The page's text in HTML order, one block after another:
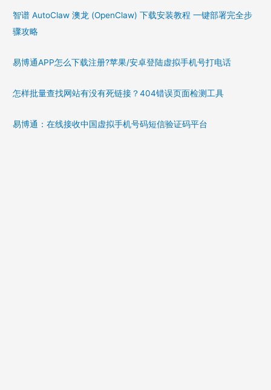
智谱 AutoClaw 澳龙 (OpenClaw) 下载安装教程 一键部署完全步
骤攻略
易博通APP怎么下载注册?苹果/安卓登陆虚拟手机号打电话
怎样批量查找网站有没有死链接？404错误页面检测工具
易博通：在线接收中国虚拟手机号码短信验证码平台